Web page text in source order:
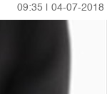
04-07-2018
09:35